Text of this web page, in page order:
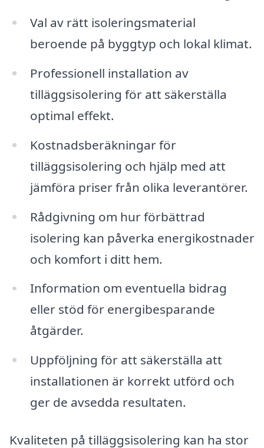
Val av rätt isoleringsmaterial
beroende på byggtyp och lokal klimat.
Professionell installation av
tilläggsisolering för att säkerställa
optimal effekt.
Kostnadsberäkningar för
tilläggsisolering och hjälp med att
jämföra priser från olika leverantörer.
Rådgivning om hur förbättrad
isolering kan påverka energikostnader
och komfort i ditt hem.
Information om eventuella bidrag
eller stöd för energibesparande
åtgärder.
Uppföljning för att säkerställa att
installationen är korrekt utförd och
ger de avsedda resultaten.
Kvaliteten på tilläggsisolering kan ha stor